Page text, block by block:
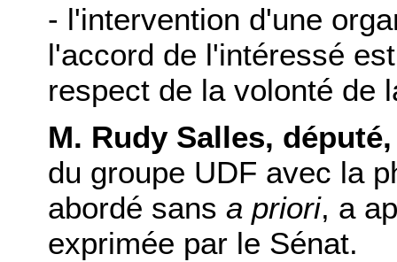
- l'intervention d'une
l'accord de l'intéressé
respect de la volonté de
M. Rudy Salles,
du groupe UDF avec la
abordé sans a priori, a
exprimée par le Sénat.